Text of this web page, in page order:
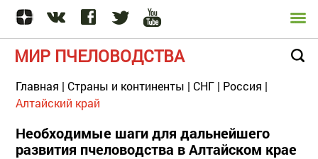
МИР ПЧЕЛОВОДСТВА
Главная | Страны и континенты | СНГ | Россия |
Алтайский край
Необходимые шаги для дальнейшего
развития пчеловодства в Алтайском крае